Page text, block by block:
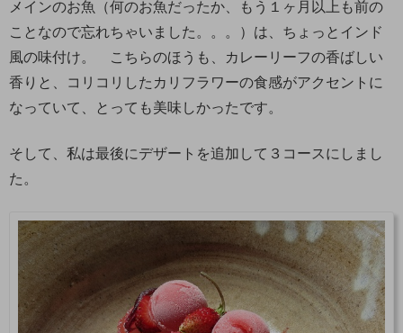
メインのお魚（何のお魚だったか、もう１ヶ月以上も前の
ことなので忘れちゃいました。。。）は、ちょっとインド
風の味付け。 こちらのほうも、カレーリーフの香ばしい
香りと、コリコリしたカリフラワーの食感がアクセントに
なっていて、とっても美味しかったです。
そして、私は最後にデザートを追加して３コースにしまし
た。